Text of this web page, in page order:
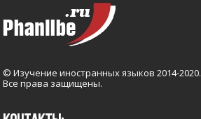
© Изучение иностранных языков 2014-2020.
Все права защищены.